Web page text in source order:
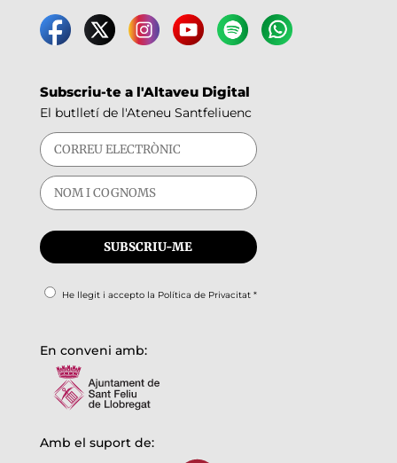
Subscriu-te a l'Altaveu Digital
El butlletí de l'Ateneu Santfeliuenc
He llegit i accepto la Política de Privacitat*
En conveni amb:
Amb el suport de: